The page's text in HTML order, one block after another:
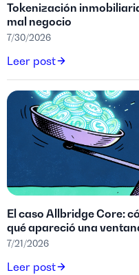
Tokenización
mal negocio
7/30/2026
Leer post
El caso Allbridge Core:
qué apareció una
7/21/2026
Leer post